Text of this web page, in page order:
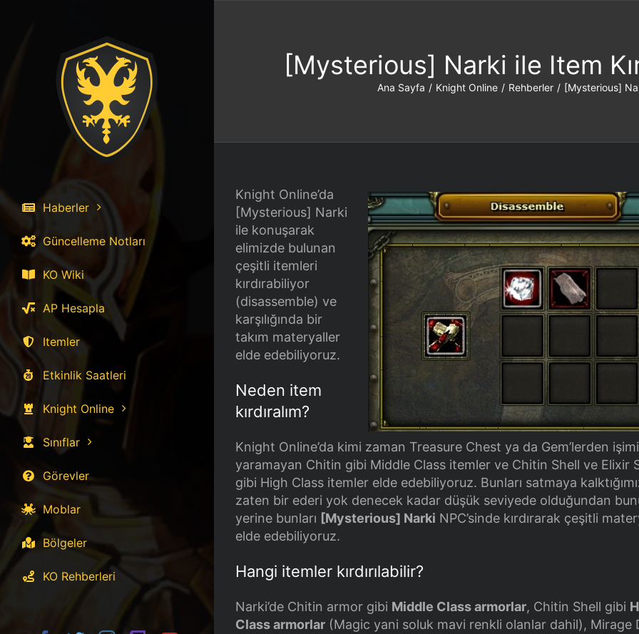
Haberler
Güncelleme Notları
KO Wiki
AP Hesapla
Itemler
Etkinlik Saatleri
Knight Online
Sınıflar
Görevler
Moblar
Bölgeler
KO Rehberleri
[Mysterious] Narki ile Item
Ana Sayfa / Knight Online / Rehberler / [Mysterious]
Knight Online’da
[Mysterious] Narki
ile konuşarak
elimizde bulunan
çeşitli itemleri
kırdırabiliyor
(disassemble) ve
karşılığında bir
takım materyaller
elde edebiliyoruz.
Neden item
kırdıralım?
Knight Online’da kimi zaman Treasure Chest ya da Gem’lerden
yaramayan Chitin gibi Middle Class itemler ve Chitin Shell ve Elixir
gibi High Class itemler elde edebiliyoruz. Bunları satmaya
zaten bir ederi yok denecek kadar düşük seviyede olduğundan
yerine bunları [Mysterious] Narki NPC’sinde kırdırarak çeşitli
elde edebiliyoruz.
Hangi itemler kırdırılabilir?
Narki’de Chitin armor gibi Middle Class armorlar, Chitin Shell gibi
Class armorlar (Magic yani soluk mavi renkli olanlar dahil), Mirage